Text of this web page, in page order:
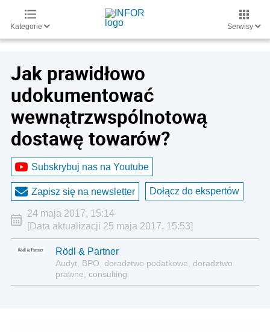
Kategorie Serwisy
Jak prawidłowo
udokumentować
wewnątrzwspólnotową
dostawę towarów?
Subskrybuj nas na Youtube
Zapisz się na newsletter Dołącz do ekspertów
24 maja 2017, 15:14
[Data aktualizacji 25 maja 2017, 15:53]
Rödl & Partner
Audyt, BPO, doradztwo podatkowe, doradztwo
prawne, consulting